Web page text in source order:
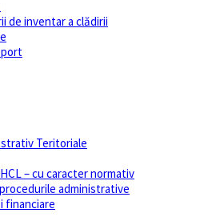
de inventar a clădirii
Teritoriale
– cu caracter normativ
administrative
financiare